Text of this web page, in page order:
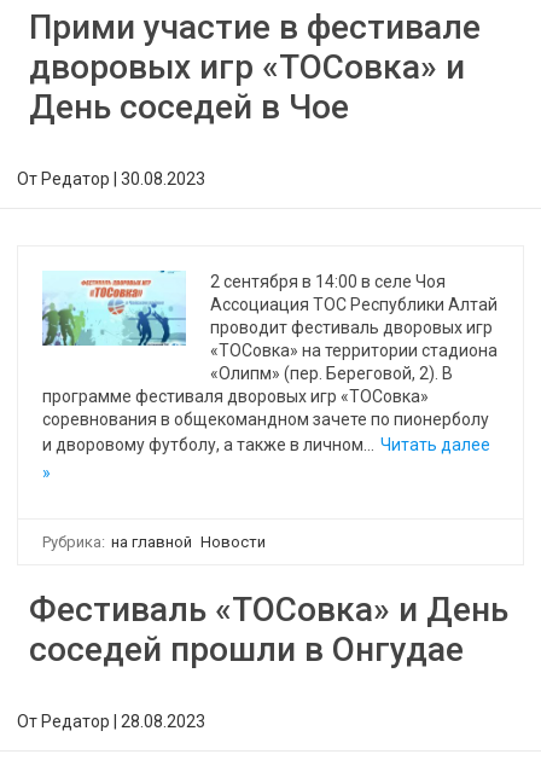
Прими участие в фестивале
дворовых игр «ТОСовка» и
День соседей в Чое
От Редатор 30.08.2023
2 сентября в 14:00 в селе Чоя
Ассоциация ТОС Республики Алтай
проводит фестиваль дворовых игр
«ТОСовка» на территории стадиона
«Олипм» (пер. Береговой, 2). В
программе фестиваля дворовых игр «ТОСовка»
соревнования в общекомандном зачете по пионерболу
и дворовому футболу, а также в личном…
Читать далее
»
Рубрика: на главной Новости
Фестиваль «ТОСовка» и День
соседей прошли в Онгудае
От Редатор 28.08.2023